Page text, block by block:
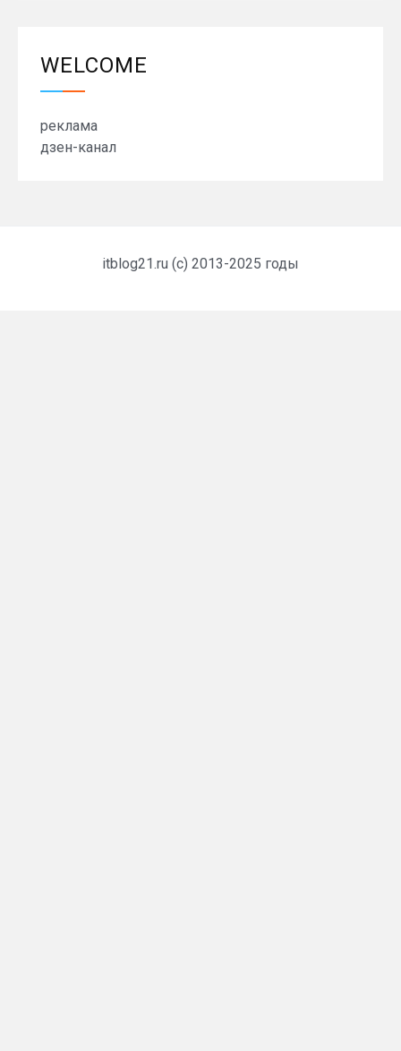
WELCOME
реклама
дзен-канал
itblog21.ru (c) 2013-2025 годы